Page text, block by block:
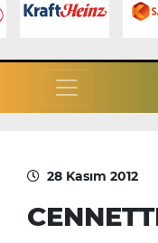
28 Kasım 2012